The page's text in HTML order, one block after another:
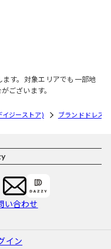
す。対象エリアでも一部地
ございます。
ジーストア) ブランドドレス
い合わせ
イン